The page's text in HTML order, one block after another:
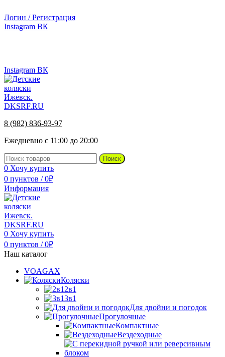
Логин / Регистрация
Instagram ВК
Instagram ВК
8 (982) 836-93-97
Ежедневно с 11:00 до 20:00
Поиск
0 Хочу купить
0 пунктов / 0₽
Информация
0 Хочу купить
0 пунктов / 0₽
Наш каталог
VOAGAX
Коляски
2в1
3в1
Для двойни и погодок
Прогулочные
Компактные
Вездеходные